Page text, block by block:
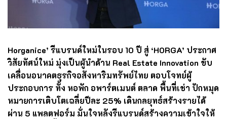
Horganice’ รีแบรนด์ใหม่ในรอบ 10 ปี สู่ ‘HORGA’ ประกาศ
วิสัยทัศน์ใหม่ มุ่งเป็นผู้นำด้าน Real Estate Innovation ขับ
เคลื่อนอนาคตธุรกิจอสังหาริมทรัพย์ไทย ตอบโจทย์ผู้
ประกอบการ ทั้ง หอพัก อพาร์ตเมนต์ ตลาด พื้นที่เช่า ปักหมุด
หมายการเติบโตเฉลี่ยปีละ 25% เดินกลยุทธ์สร้างรายได้
ผ่าน 5 แพลตฟอร์ม มั่นใจหลังรีแบรนด์สร้างความเข้าใจให้